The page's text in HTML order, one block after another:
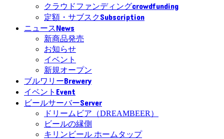
クラウドファンディングcrowdfunding
定額・サブスクSubscription
ニュースNews
新商品発売
お知らせ
イベント
新規オープン
ブルワリーBrewery
イベント Event
ビールサーバーServer
ドリームビア（DREAMBEER）
ビールの縁側
キリンビール ホームタップ